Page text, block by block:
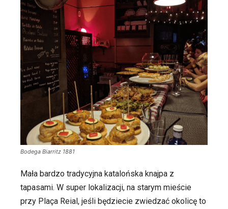
Bodega Biarritz 1881
Mała bardzo tradycyjna katalońska knajpa z
tapasami. W super lokalizacji, na starym mieście
przy Plaça Reial, jeśli będziecie zwiedzać okolicę to